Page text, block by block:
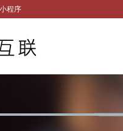
程序